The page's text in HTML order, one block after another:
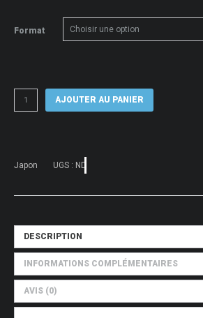
Format
Temple
AJOUTER AU PANIER
Japon UGS : ND
DESCRIPTION
INFORMATIONS COMPLÉMENTAIRES
AVIS (0)